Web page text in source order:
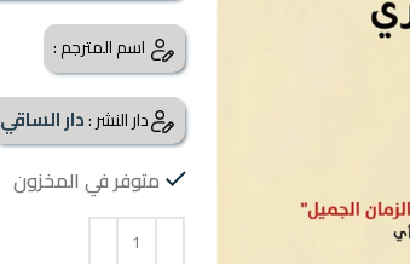
اسم المترجم :
دار النشر :دار الساقي
متوفر في المخزون